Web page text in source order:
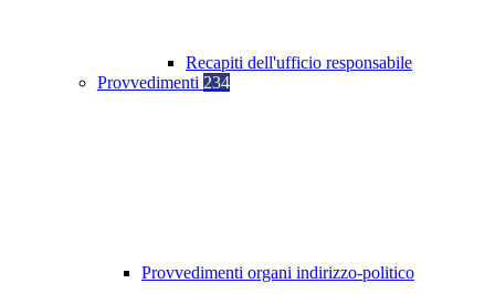
Recapiti dell'ufficio responsabile
Provvedimenti 234
Provvedimenti organi indirizzo-politico